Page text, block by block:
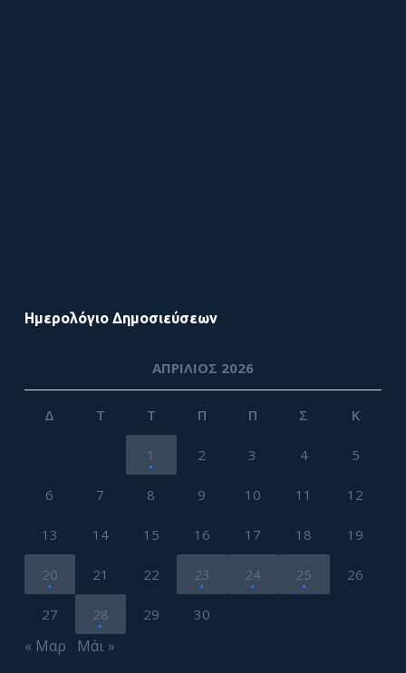
Ημερολόγιο Δημοσιεύσεων
ΑΠΡΊΛΙΟΣ 2026
Δ Τ Τ Π Π Σ Κ
1 2 3 4 5
6 7 8 9 10 11 12
13 14 15 16 17 18 19
20 21 22 23 24 25 26
27 28 29 30
« Μαρ Μάι »